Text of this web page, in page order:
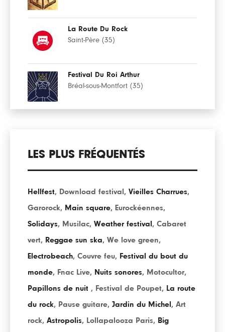
La Route Du Rock
Saint-Père (35)
Festival Du Roi Arthur
Bréal-sous-Montfort (35)
LES PLUS FRÉQUENTÉS
Hellfest, Download festival , Vieilles Charrues,
Garorock, Main square, Eurockéennes,
Solidays, Musilac, Weather festival , Cabaret
vert, Reggae sun ska, We love green,
Electrobeach, Couvre feu, Festival du bout du
monde, Fnac Live, Nuits sonores, Motocultor,
Papillons de nuit , Festival de Poupet, La route
du rock, Pause guitare, Jardin du Michel , Art
rock, Astropolis, Lollapalooza Paris, Big